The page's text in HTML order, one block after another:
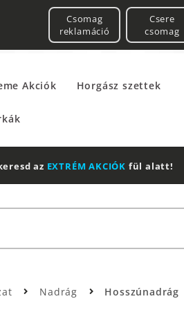
Csomag
reklamáció
Csere
csomag
Akciók Horgász szettek
Nadrág Hosszúnadrág